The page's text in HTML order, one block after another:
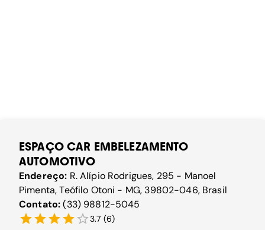
ESPAÇO CAR EMBELEZAMENTO
AUTOMOTIVO
Endereço: R. Alípio Rodrigues, 295 - Manoel
Pimenta, Teófilo Otoni - MG, 39802-046, Brasil
Contato:(33) 98812-5045
3.7 (6)